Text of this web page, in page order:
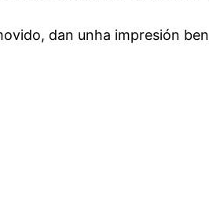
dan unha impresión ben